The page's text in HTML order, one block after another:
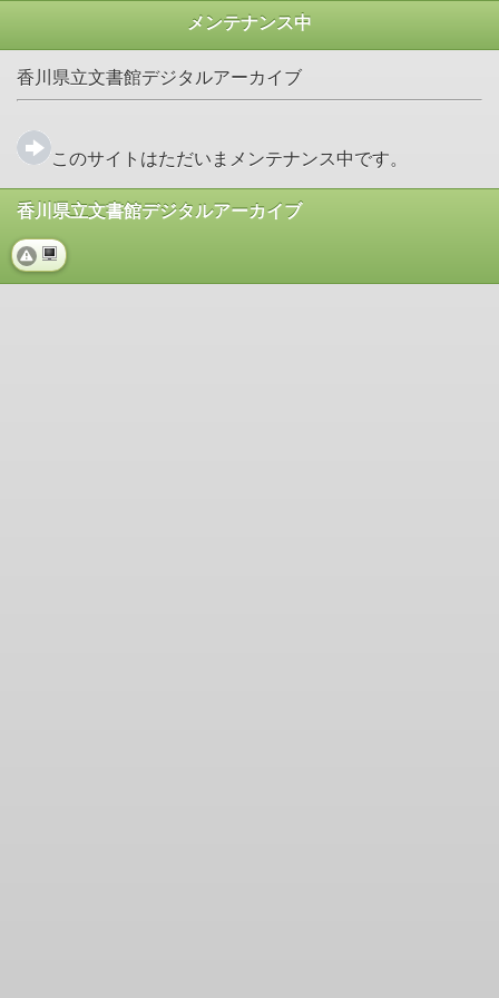
メンテナンス中
香川県立文書館デジタルアーカイブ
このサイトはただいまメンテナンス中です。
香川県立文書館デジタルアーカイブ